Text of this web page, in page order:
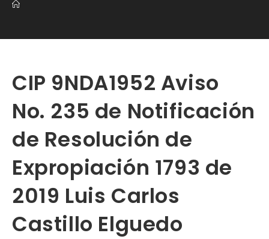
CIP 9NDA1952 Aviso
No. 235 de Notificación
de Resolución de
Expropiación 1793 de
2019 Luis Carlos
Castillo Elguedo